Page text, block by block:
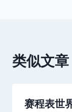
类似文章
赛程表世